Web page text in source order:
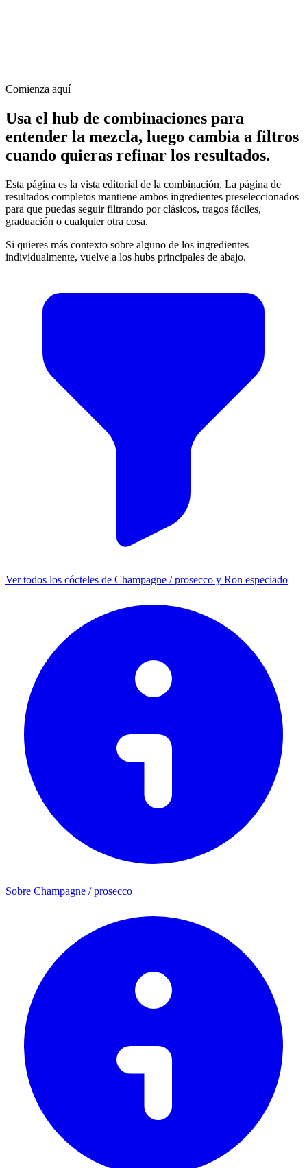
Comienza aquí
Usa el hub de combinaciones para
entender la mezcla, luego cambia a filtros
cuando quieras refinar los resultados.
Esta página es la vista editorial de la combinación. La página de
resultados completos mantiene ambos ingredientes preseleccionados
para que puedas seguir filtrando por clásicos, tragos fáciles,
graduación o cualquier otra cosa.
Si quieres más contexto sobre alguno de los ingredientes
individualmente, vuelve a los hubs principales de abajo.
Ver todos los cócteles de Champagne / prosecco y Ron especiado
Sobre Champagne / prosecco